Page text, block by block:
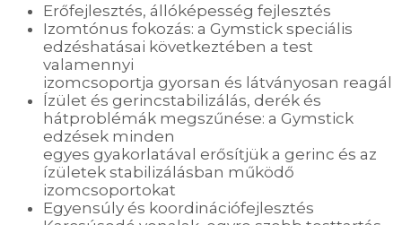
Erőfejlesztés, állóképesség fejlesztés
Izomtónus fokozás: a Gymstick speciális
edzéshatásai következtében a test
valamennyi
izomcsoportja gyorsan és látványosan reagál
Ízület és gerincstabilizálás, derék és
hátproblémák megszűnése: a Gymstick
edzések minden
egyes gyakorlatával erősítjük a gerinc és az
ízületek stabilizálásban működő
izomcsoportokat
Egyensúly és koordinációfejlesztés